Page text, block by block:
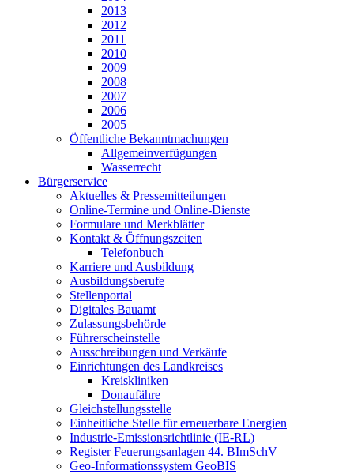
2013
2012
2011
2010
2009
2008
2007
2006
2005
Öffentliche Bekanntmachungen
Allgemeinverfügungen
Wasserrecht
Bürgerservice
Aktuelles & Pressemitteilungen
Online-Termine und Online-Dienste
Formulare und Merkblätter
Kontakt & Öffnungszeiten
Telefonbuch
Karriere und Ausbildung
Ausbildungsberufe
Stellenportal
Digitales Bauamt
Zulassungsbehörde
Führerscheinstelle
Ausschreibungen und Verkäufe
Einrichtungen des Landkreises
Kreiskliniken
Donaufähre
Gleichstellungsstelle
Einheitliche Stelle für erneuerbare Energien
Industrie-Emissionsrichtlinie (IE-RL)
Register Feuerungsanlagen 44. BImSchV
Geo-Informationssystem GeoBIS